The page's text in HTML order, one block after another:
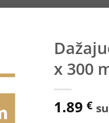
Pridėti
sąrašą
x 300
1.89 €